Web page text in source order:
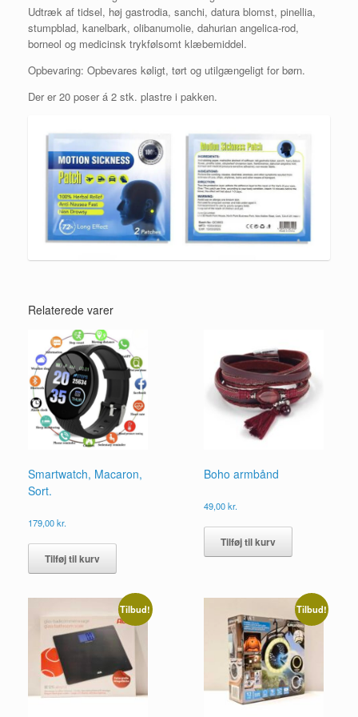
Udtræk af tidsel, høj gastrodia, sanchi, datura blomst, pinellia,
stumpblad, kanelbark, olibanumolie, dahurian angelica-rod,
borneol og medicinsk trykfølsomt klæbemiddel.
Opbevaring: Opbevares køligt, tørt og utilgængeligt for børn.
Der er 20 poser á 2 stk. plastre i pakken.
Relaterede varer
Smartwatch, Macaron,
Sort.
179,00kr.
Tilføj til kurv
Boho armbånd
49,00kr.
Tilføj til kurv
Tilbud! Tilbud!